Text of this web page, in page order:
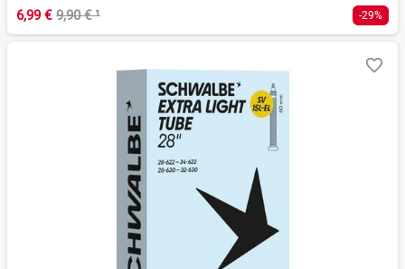
6,99 € 9,90 €¹ -29%